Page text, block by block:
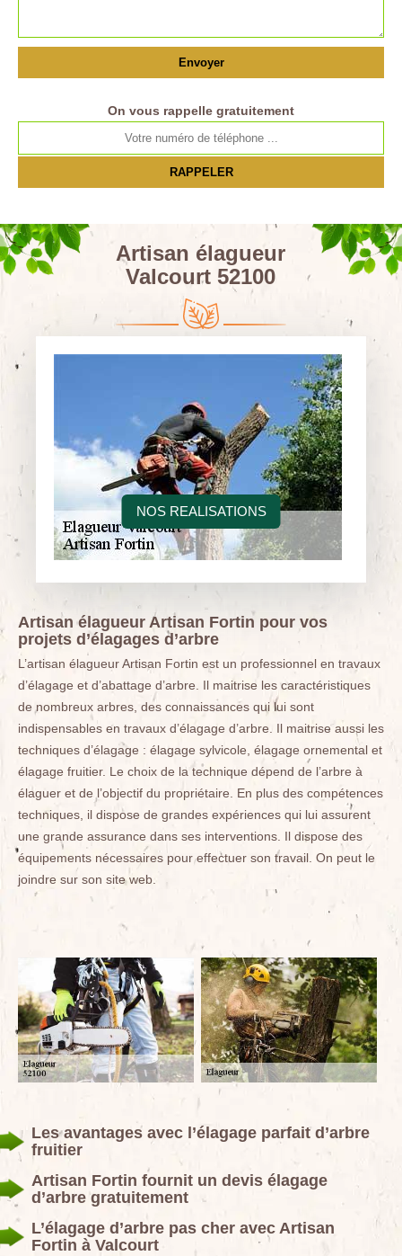
NOS REALISATIONS
On vous rappelle gratuitement
Artisan élagueur
Valcourt 52100
Artisan élagueur Artisan Fortin pour vos
projets d’élagages d’arbre
L’artisan élagueur Artisan Fortin est un professionnel en travaux
d’élagage et d’abattage d’arbre. Il maitrise les caractéristiques
de nombreux arbres, des connaissances qui lui sont
indispensables en travaux d’élagage d’arbre. Il maitrise aussi les
techniques d’élagage : élagage sylvicole, élagage ornemental et
élagage fruitier. Le choix de la technique dépend de l’arbre à
élaguer et de l’objectif du propriétaire. En plus des compétences
techniques, il dispose de grandes expériences qui lui assurent
une grande assurance dans ses interventions. Il dispose des
équipements nécessaires pour effectuer son travail. On peut le
joindre sur son site web.
Les avantages avec l’élagage parfait d’arbre
fruitier
Artisan Fortin fournit un devis élagage
d’arbre gratuitement
L’élagage d’arbre pas cher avec Artisan
Fortin à Valcourt